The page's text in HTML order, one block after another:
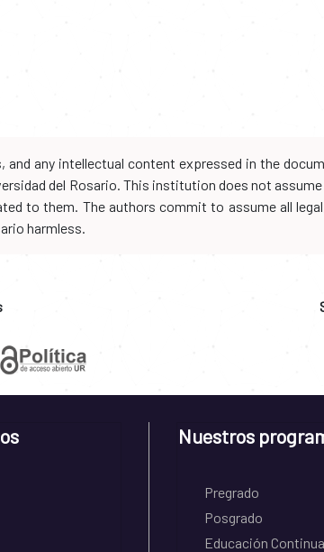
and any intellectual content expressed in the
del Rosario. This institution does not
to them. The authors commit to assume all
harmless.
Nuestros
Pregrado
Posgrado
Educación Continua